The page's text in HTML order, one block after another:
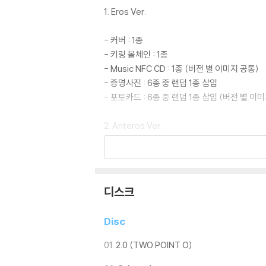
1. Eros Ver.
- 커버 : 1종
- 키링 볼체인 : 1종
- Music NFC CD : 1종 (버전 별 이미지 공통)
- 증명사진 : 6종 중 랜덤 1종 삽입
- 포토카드 : 6종 중 랜덤 1종 삽입 (버전 별 이
2. Anteros Ver.
- 증명사진 : 6종 중 랜덤 1종
* 본 음반에 포함된 랜덤 구성품은 동일한 확률
디스크
Disc
01 2.0 (TWO POINT O)